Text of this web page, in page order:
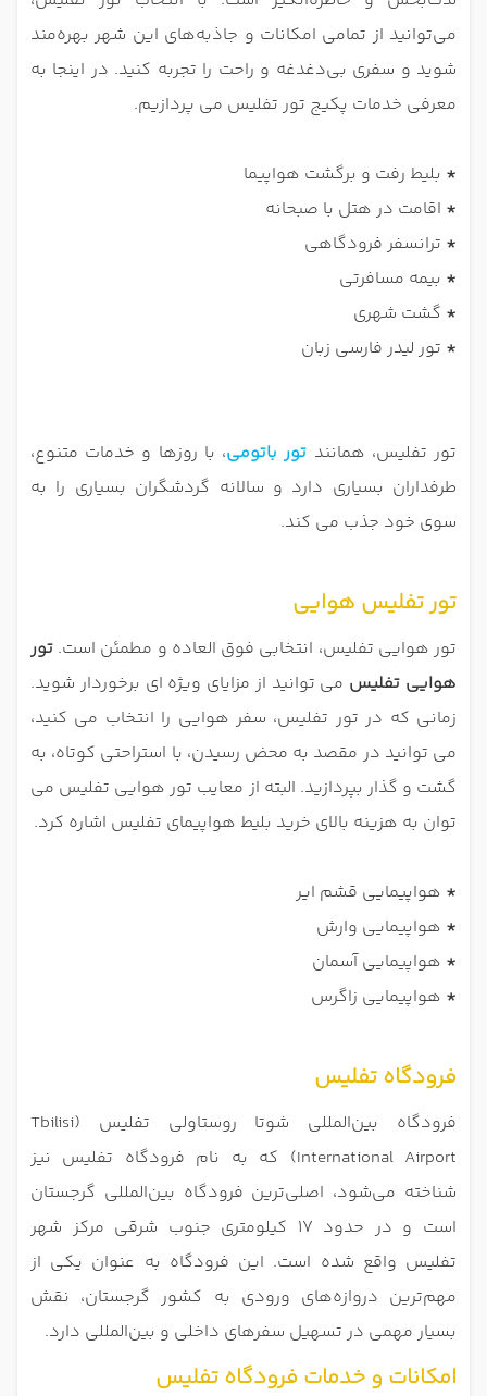
می‌توانید از تمامی امکانات و جاذبه‌های این شهر بهره‌مند
شوید و سفری بی‌دغدغه و راحت را تجربه کنید. در اینجا به
معرفی خدمات پکیج تور تفلیس می پردازیم.
* بلیط رفت و برگشت هواپیما
* اقامت در هتل با صبحانه
* ترانسفر فرودگاهی
* بیمه مسافرتی
* گشت شهری
* تور لیدر فارسی زبان
تور تفلیس، همانند تور باتومی، با روزها و خدمات متنوع،
طرفداران بسیاری دارد و سالانه گردشگران بسیاری را به
سوی خود جذب می کند.
تور تفلیس هوایی
تور هوایی تفلیس، انتخابی فوق العاده و مطمئن است. تور
هوایی تفلیس می توانید از مزایای ویژه ای برخوردار شوید.
زمانی که در تور تفلیس، سفر هوایی را انتخاب می کنید،
می توانید در مقصد به محض رسیدن، با استراحتی کوتاه، به
گشت و گذار بپردازید. البته از معایب تور هوایی تفلیس می
توان به هزینه بالای خرید بلیط هواپیمای تفلیس اشاره کرد.
* هواپیمایی قشم ایر
* هواپیمایی وارش
* هواپیمایی آسمان
* هواپیمایی زاگرس
فرودگاه تفلیس
فرودگاه بین‌المللی شوتا روستاولی تفلیس (Tbilisi
International Airport) که به نام فرودگاه تفلیس نیز
شناخته می‌شود، اصلی‌ترین فرودگاه بین‌المللی گرجستان
است و در حدود 17 کیلومتری جنوب شرقی مرکز شهر
تفلیس واقع شده است. این فرودگاه به عنوان یکی از
مهم‌ترین دروازه‌های ورودی به کشور گرجستان، نقش
بسیار مهمی در تسهیل سفرهای داخلی و بین‌المللی دارد.
امکانات و خدمات فرودگاه تفلیس